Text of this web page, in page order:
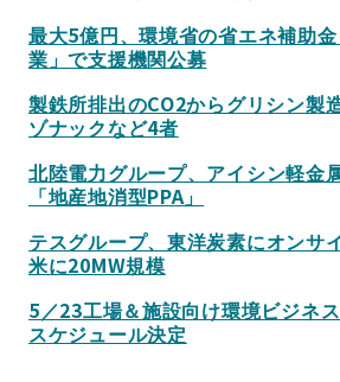
最大5億円、環境省の省エネ補助
業」で支援機関公募
製鉄所排出のCO2からグリシン
ゾナックなど4者
北陸電力グループ、アイシン軽金
「地産地消型PPA」
テスグループ、東洋炭素にオン
米に20MW規模
5／23工場＆施設向け環境ビジネ
スケジュール決定